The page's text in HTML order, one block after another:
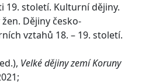
19. století. Kulturní dějiny.
Dějiny česko-
vztahů 18. – 19. století.
Velké dějiny zemí Koruny